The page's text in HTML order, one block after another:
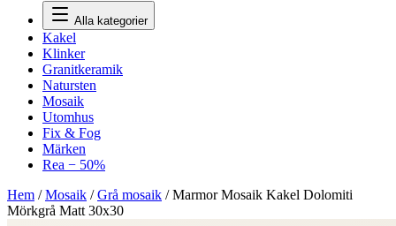
Alla kategorier
Kakel
Klinker
Granitkeramik
Natursten
Mosaik
Utomhus
Fix & Fog
Märken
Rea − 50%
Hem /Mosaik /Grå mosaik /Marmor Mosaik Kakel Dolomiti
Mörkgrå Matt 30x30